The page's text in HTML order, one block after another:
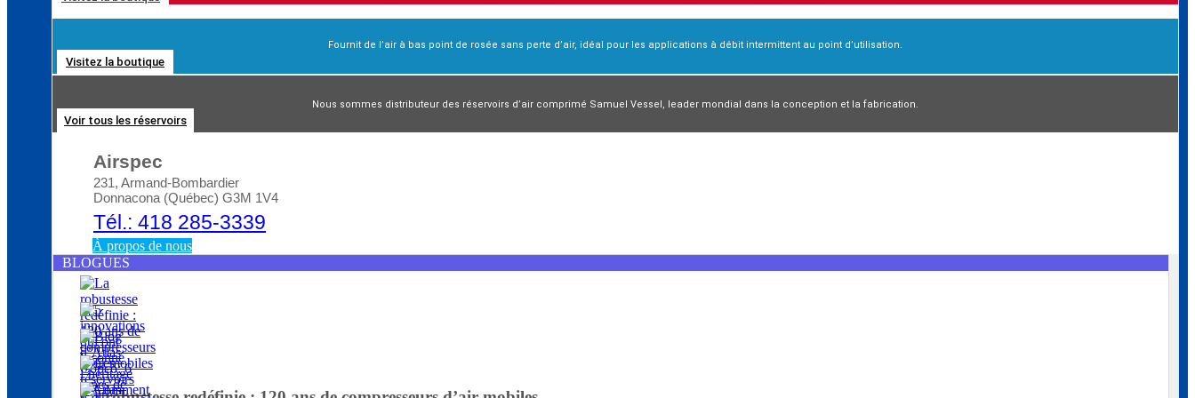
Blog d’Atlas Copco: Comment choisir le bon compresseur rotatif à vis
Fournit de l’air à bas point de rosée sans perte d’air, idéal pour les applications à débit intermittent au point d’utilisation.
Visitez la boutique
Nous sommes distributeur des réservoirs d’air comprimé Samuel Vessel, leader mondial dans la conception et la fabrication.
Voir tous les réservoirs
Airspec
231, Armand-Bombardier
Donnacona (Québec) G3M 1V4
Tél.: 418 285-3339
À propos de nous
BLOGUES